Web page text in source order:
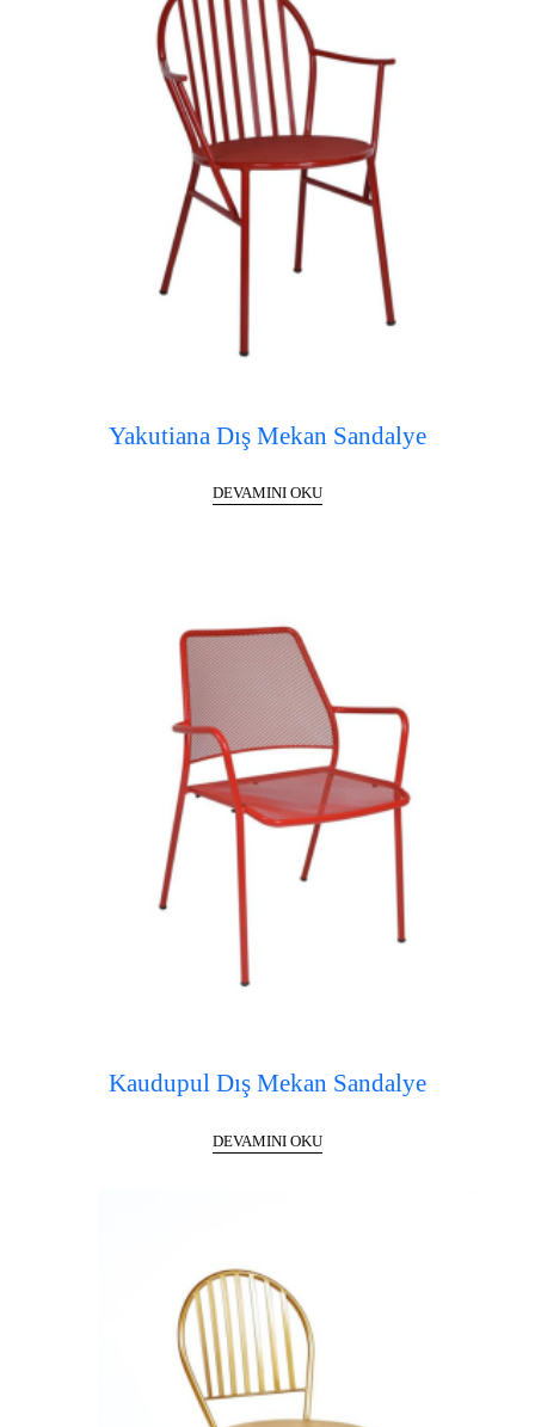
Yakutiana Dış Mekan Sandalye
DEVAMINI OKU
Kaudupul Dış Mekan Sandalye
DEVAMINI OKU